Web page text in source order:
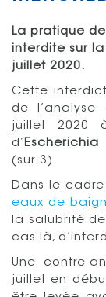
La pratique
interdite sur
juillet 2020.
Cette
de l’analyse
juillet 2020
d’
(sur 3).
Dans le
eaux de
la salubrité
cas là,
Une contre-
juillet en